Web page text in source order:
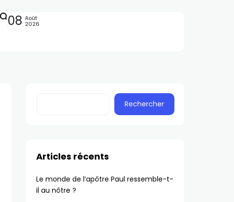
08 Août
2026
Rechercher
Articles récents
Le monde de l’apôtre Paul ressemble-t-
il au nôtre ?